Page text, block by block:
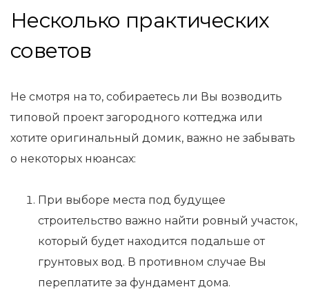
Несколько практических
советов
Не смотря на то, собираетесь ли Вы возводить
типовой проект загородного коттеджа или
хотите оригинальный домик, важно не забывать
о некоторых нюансах:
При выборе места под будущее
строительство важно найти ровный участок,
который будет находится подальше от
грунтовых вод. В противном случае Вы
переплатите за фундамент дома.